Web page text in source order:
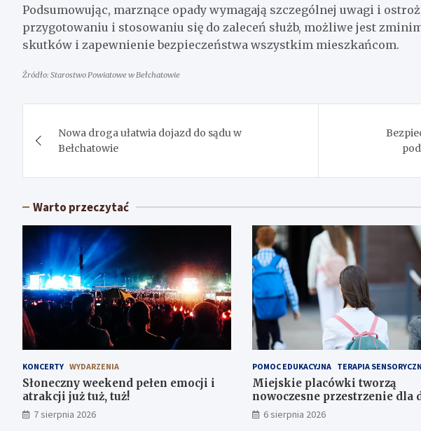
Podsumowując, marznące opady wymagają szczególnej uwagi i
przygotowaniu i stosowaniu się do zaleceń służb, możliwe jest
skutków i zapewnienie bezpieczeństwa wszystkim mieszkańcom.
Źródło: Starostwo Powiatowe w Bełchatowie
wpisu
Nowa droga ułatwia dojazd do sądu w
Bełchatowie
Warto przeczytać
KONCERTY WYDARZENIA
Słoneczny weekend pełen emocji i
atrakcji już tuż, tuż!
7 sierpnia 2026
POMOC EDUKACYJNA TERAPIA
Miejskie placówki tworzą
nowoczesne przestrzenie dla
potrzebami terapeutycznymi
6 sierpnia 2026